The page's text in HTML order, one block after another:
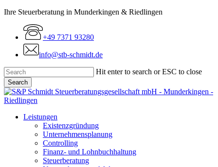
Skip
content
Ihre Steuerberatung in Munderkingen & Riedlingen
+49 7371 93280
info@stb-schmidt.de
Hit enter to search or ESC to close
Search
Close
Search
Menu
Leistungen
Existenzgründung
Unternehmensplanung
Controlling
Finanz- und Lohnbuchhaltung
Steuerberatung